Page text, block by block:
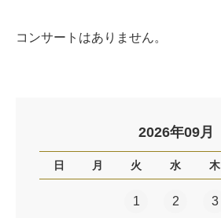
コンサートはありません。
2026年09月
日 月 火 水 木
1 2 3